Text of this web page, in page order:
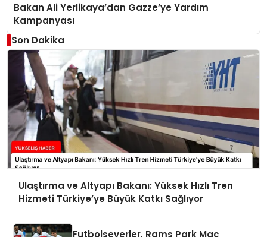
Bakan Ali Yerlikaya’dan Gazze’ye Yardım
Kampanyası
Son Dakika
Ulaştırma ve Altyapı Bakanı: Yüksek Hızlı Tren
Hizmeti Türkiye’ye Büyük Katkı Sağlıyor
Futbolseverler, Rams Park Maç